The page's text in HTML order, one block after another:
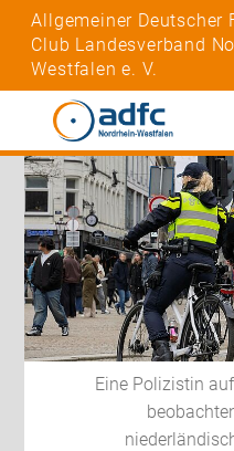
Allgemeiner Deutscher
Club Landesverband
Westfalen e. V.
Eine Polizistin